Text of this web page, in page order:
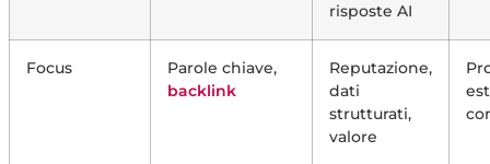
risposte AI
Focus
Parole chiave,
backlink
Reputazione,
dati
strutturati,
valore